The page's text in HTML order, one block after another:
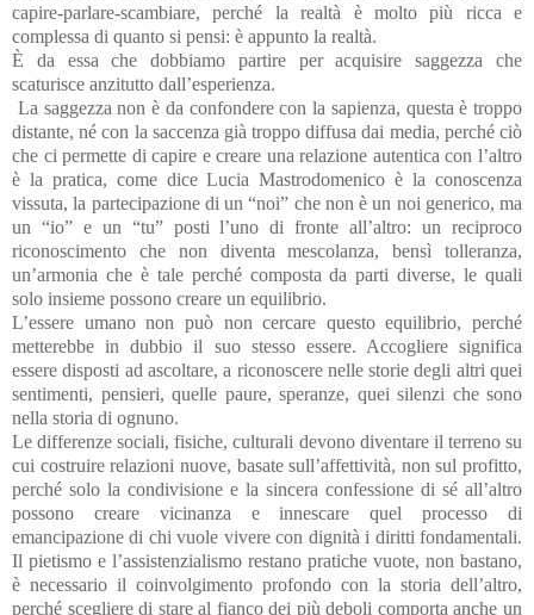
capire-parlare-scambiare, perché la realtà è molto più ricca e
complessa di quanto si pensi: è appunto la realtà.
È da essa che dobbiamo partire per acquisire saggezza che
scaturisce anzitutto dall’esperienza.
La saggezza non è da confondere con la sapienza, questa è troppo
distante, né con la saccenza già troppo diffusa dai media, perché ciò
che ci permette di capire e creare una relazione autentica con l’altro
è la pratica, come dice Lucia Mastrodomenico è la conoscenza
vissuta, la partecipazione di un “noi” che non è un noi generico, ma
un “io” e un “tu” posti l’uno di fronte all’altro: un reciproco
riconoscimento che non diventa mescolanza, bensì tolleranza,
un’armonia che è tale perché composta da parti diverse, le quali
solo insieme possono creare un equilibrio.
L’essere umano non può non cercare questo equilibrio, perché
metterebbe in dubbio il suo stesso essere. Accogliere significa
essere disposti ad ascoltare, a riconoscere nelle storie degli altri quei
sentimenti, pensieri, quelle paure, speranze, quei silenzi che sono
nella storia di ognuno.
Le differenze sociali, fisiche, culturali devono diventare il terreno su
cui costruire relazioni nuove, basate sull’affettività, non sul profitto,
perché solo la condivisione e la sincera confessione di sé all’altro
possono creare vicinanza e innescare quel processo di
emancipazione di chi vuole vivere con dignità i diritti fondamentali.
Il pietismo e l’assistenzialismo restano pratiche vuote, non bastano,
è necessario il coinvolgimento profondo con la storia dell’altro,
perché scegliere di stare al fianco dei più deboli comporta anche un